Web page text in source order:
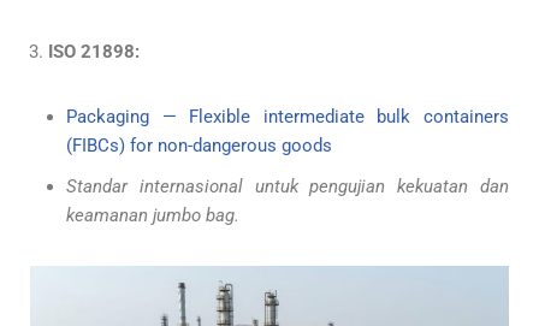
ISO 21898:
Packaging — Flexible intermediate bulk containers
(FIBCs) for non-dangerous goods
Standar internasional untuk pengujian kekuatan dan
keamanan jumbo bag.